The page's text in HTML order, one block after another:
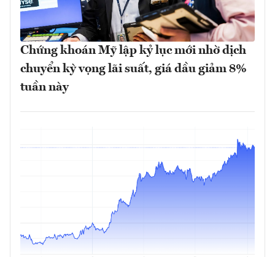
Chứng khoán Mỹ lập kỷ lục mới nhờ dịch
chuyển kỳ vọng lãi suất, giá dầu giảm 8%
tuần này